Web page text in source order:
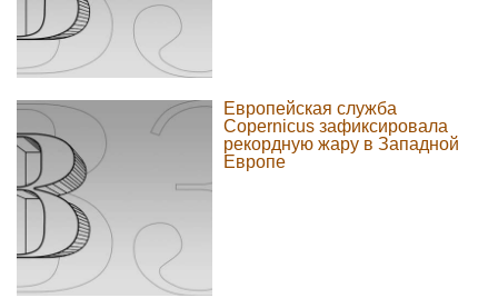
Европейская служба
Copernicus зафиксировала
рекордную жару в Западной
Европе